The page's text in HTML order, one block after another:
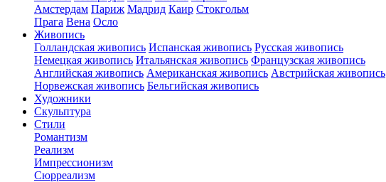
Амстердам Париж Мадрид Каир Стокгольм
Прага Вена Осло
Живопись
Голландская живопись Испанская живопись Русская живопись
Немецкая живопись Итальянская живопись Французская живопись
Английская живопись Американская живопись Австрийская живопись
Норвежская живопись Бельгийская живопись
Художники
Скульптура
Стили
Романтизм
Реализм
Импрессионизм
Сюрреализм